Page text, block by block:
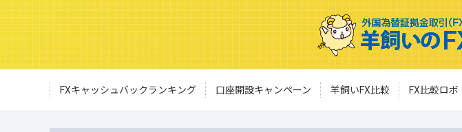
FXキャッシュバックランキング 口座開設キャンペーン 羊飼いFX比較 FX比較ロボ